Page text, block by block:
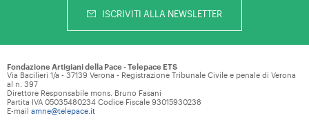
ISCRIVITI ALLA NEWSLETTER
Fondazione Artigiani della Pace - Telepace ETS
Via Bacilieri 1/a - 37139 Verona - Registrazione Tribunale Civile e penale di Verona
al n. 397
Direttore Responsabile mons. Bruno Fasani
Partita IVA 05035480234 Codice Fiscale 93015930238
E-mail amne@telepace.it